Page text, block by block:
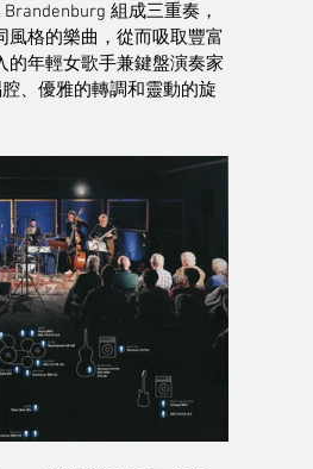
組成三重奏，
風格的樂曲，從而吸取豐富
的年輕女歌手兼鍵盤演奏家
、優雅的轉調和靈動的旋